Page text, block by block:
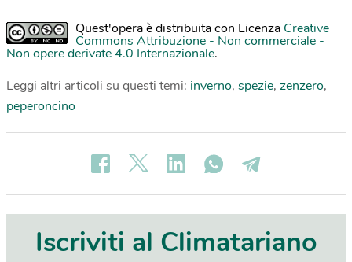
Quest'opera è distribuita con Licenza Creative
Commons Attribuzione - Non commerciale -
Non opere derivate 4.0 Internazionale.
Leggi altri articoli su questi temi: inverno, spezie, zenzero,
peperoncino
Iscriviti al Climatariano